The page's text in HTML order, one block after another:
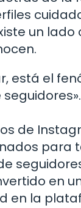
un lado
está el
de
para
en
en la